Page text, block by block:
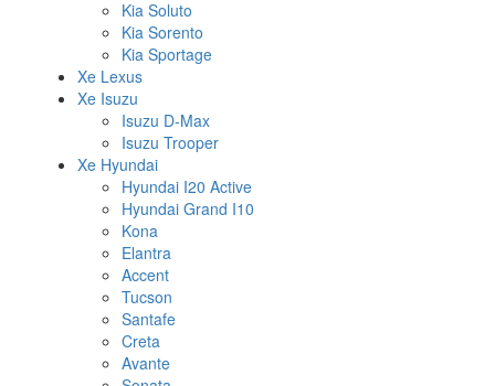
Kia Soluto
Kia Sorento
Kia Sportage
Xe Lexus
Xe Isuzu
Isuzu D-Max
Isuzu Trooper
Xe Hyundai
Hyundai I20 Active
Hyundai Grand I10
Kona
Elantra
Accent
Tucson
Santafe
Creta
Avante